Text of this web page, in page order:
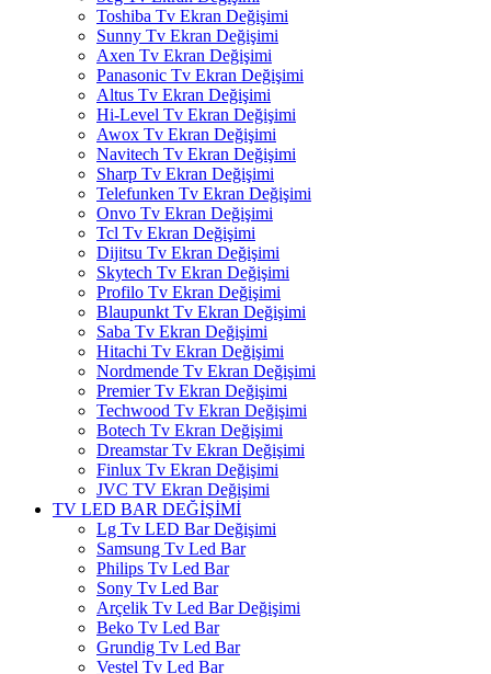
Toshiba Tv Ekran Değişimi
Sunny Tv Ekran Değişimi
Axen Tv Ekran Değişimi
Panasonic Tv Ekran Değişimi
Altus Tv Ekran Değişimi
Hi-Level Tv Ekran Değişimi
Awox Tv Ekran Değişimi
Navitech Tv Ekran Değişimi
Sharp Tv Ekran Değişimi
Telefunken Tv Ekran Değişimi
Onvo Tv Ekran Değişimi
Tcl Tv Ekran Değişimi
Dijitsu Tv Ekran Değişimi
Skytech Tv Ekran Değişimi
Profilo Tv Ekran Değişimi
Blaupunkt Tv Ekran Değişimi
Saba Tv Ekran Değişimi
Hitachi Tv Ekran Değişimi
Nordmende Tv Ekran Değişimi
Premier Tv Ekran Değişimi
Techwood Tv Ekran Değişimi
Botech Tv Ekran Değişimi
Dreamstar Tv Ekran Değişimi
Finlux Tv Ekran Değişimi
JVC TV Ekran Değişimi
TV LED BAR DEĞİŞİMİ
Lg Tv LED Bar Değişimi
Samsung Tv Led Bar
Philips Tv Led Bar
Sony Tv Led Bar
Arçelik Tv Led Bar Değişimi
Beko Tv Led Bar
Grundig Tv Led Bar
Vestel Tv Led Bar